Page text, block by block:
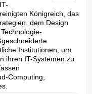
Königreich, das
dem Design
Institutionen, um
ihren IT-Systemen zu
Computing,